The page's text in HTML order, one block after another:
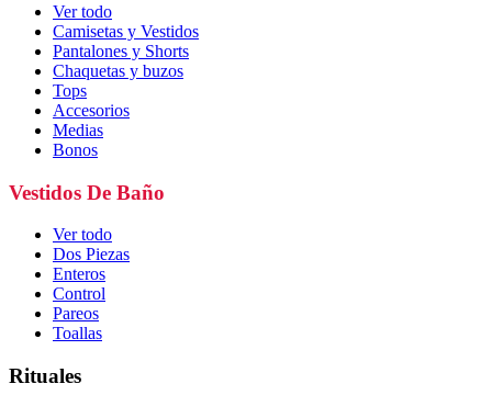
Ver todo
Camisetas y Vestidos
Pantalones y Shorts
Chaquetas y buzos
Tops
Accesorios
Medias
Bonos
Vestidos De Baño
Ver todo
Dos Piezas
Enteros
Control
Pareos
Toallas
Rituales